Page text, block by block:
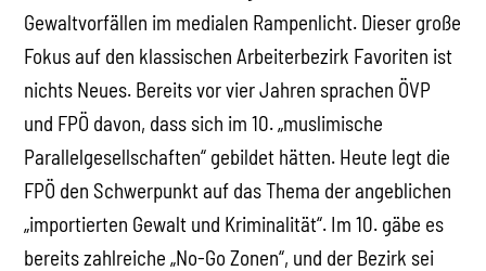
Gewaltvorfällen im medialen Rampenlicht. Dieser große
Fokus auf den klassischen Arbeiterbezirk Favoriten ist
nichts Neues. Bereits vor vier Jahren sprachen ÖVP
und FPÖ davon, dass sich im 10. „muslimische
Parallelgesellschaften“ gebildet hätten. Heute legt die
FPÖ den Schwerpunkt auf das Thema der angeblichen
„importierten Gewalt und Kriminalität“. Im 10. gäbe es
bereits zahlreiche „No-Go Zonen“, und der Bezirk sei